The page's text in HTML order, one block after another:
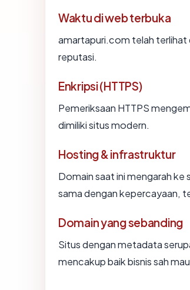
Waktu di web terbuka
amartapuri.com telah terlihat
reputasi.
Enkripsi (HTTPS)
Pemeriksaan HTTPS
dimiliki situs modern.
Hosting & infrastruktur
Domain saat ini mengarah ke
sama dengan kepercayaan,
Domain yang sebanding
Situs dengan metadata
mencakup baik bisnis sah